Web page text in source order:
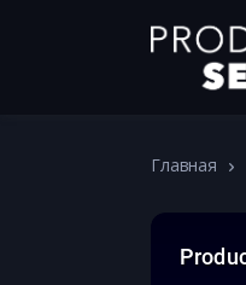
Главная